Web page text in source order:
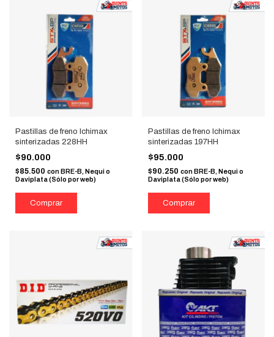
Pastillas de freno Ichimax
sinterizadas 228HH
$90.000
$85.500 conBRE-B, Nequi o
Daviplata (Sólo por web)
Pastillas de freno Ichimax
sinterizadas 197HH
$95.000
$90.250 con BRE-B, Nequi o
Daviplata (Sólo por web)